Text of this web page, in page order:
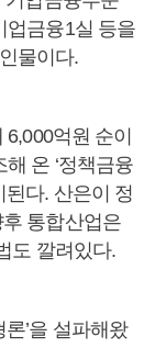
업금융1실 등을
물이다.
억원 순이
온 ‘정책금융
된다. 산은이 정
통합산업은
도 깔려있다.
’을 설파해왔